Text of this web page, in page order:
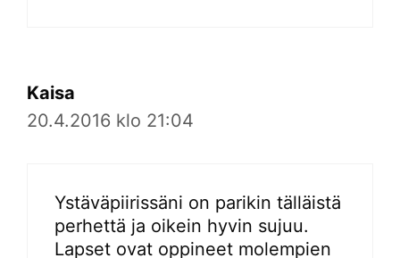
Kaisa
20.4.2016 klo 21:04
Ystäväpiirissäni on parikin tälläistä
perhettä ja oikein hyvin sujuu.
Lapset ovat oppineet molempien